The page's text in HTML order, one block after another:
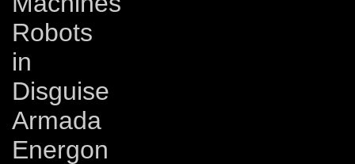
Robots
in
Disguise
Armada
Energon